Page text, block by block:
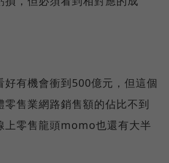
好有機會衝到500億元，但這個
零售業網路銷售額的佔比不到
上零售龍頭momo也還有大半